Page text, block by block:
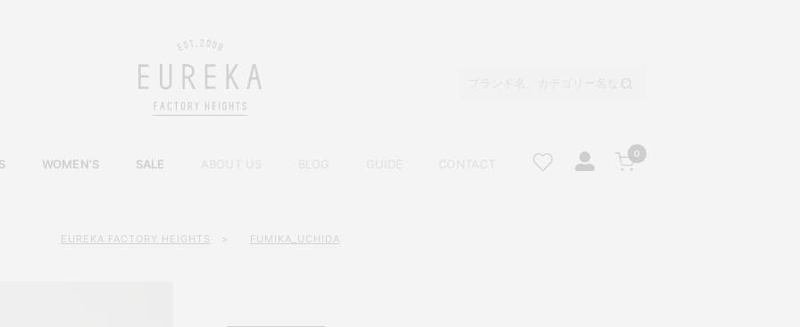
WOMEN'S SALE
0
EUREKA FACTORY HEIGHTS > FUMIKA_UCHIDA